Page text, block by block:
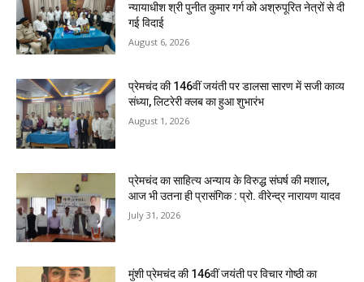
न्यायाधीश श्री पुनीत कुमार गर्ग को अश्रुपूरित नेत्रों से दी
गई विदाई
August 6, 2026
प्रेमचंद की 146वीं जयंती पर डालसा सारण में सजी काव्य
संध्या, लिटरेरी क्लब का हुआ शुभारंभ
August 1, 2026
प्रेमचंद का साहित्य अन्याय के विरुद्ध संघर्ष की मशाल,
आज भी उतना ही प्रासंगिक : प्रो. वीरेन्द्र नारायण यादव
July 31, 2026
मुंशी प्रेमचंद की 146वीं जयंती पर विचार गोष्ठी का